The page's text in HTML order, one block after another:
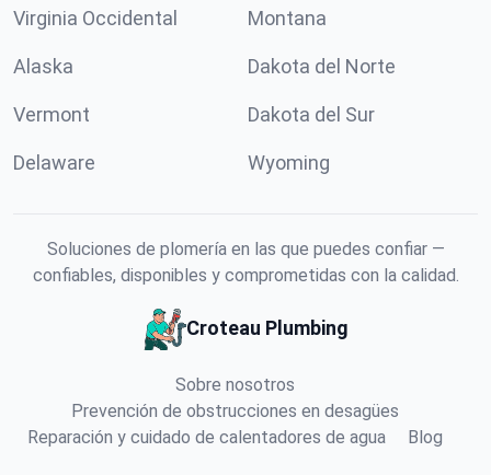
Virginia Occidental Montana
Alaska Dakota del Norte
Vermont Dakota del Sur
Delaware Wyoming
Soluciones de plomería en las que puedes confiar —
confiables, disponibles y comprometidas con la calidad.
Croteau Plumbing
Sobre nosotros
Prevención de obstrucciones en desagües
Reparación y cuidado de calentadores de agua
Blog